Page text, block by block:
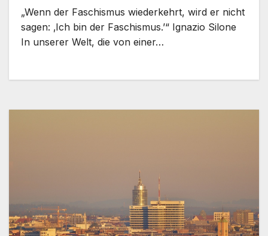
„Wenn der Faschismus wiederkehrt, wird er nicht
sagen: ‚Ich bin der Faschismus.’“ Ignazio Silone
In unserer Welt, die von einer…